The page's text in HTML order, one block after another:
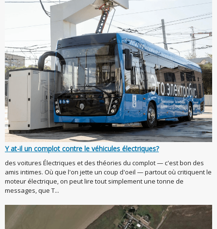
Y at-il un complot contre le véhicules électriques?
des voitures Électriques et des théories du complot — c'est bon des
amis intimes. Où que l'on jette un coup d'oeil — partout où critiquent le
moteur électrique, on peut lire tout simplement une tonne de
messages, que T...